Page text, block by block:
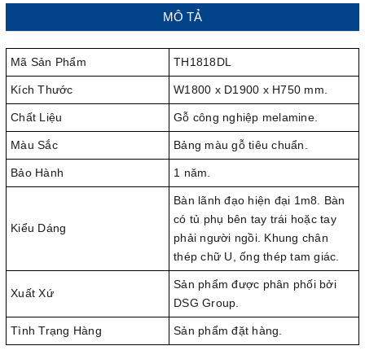
MÔ TẢ
Mã Sản Phẩm TH1818DL
Kích Thước W1800 x D1900 x H750 mm.
Chất Liệu Gỗ công nghiệp melamine.
Màu Sắc Bảng màu gỗ tiêu chuẩn.
Bảo Hành 1 năm.
Kiểu Dáng
Bàn lãnh đạo hiện đại 1m8. Bàn
có tủ phụ bên tay trái hoặc tay
phải người ngồi. Khung chân
thép chữ U, ống thép tam giác.
Xuất Xứ
Sản phẩm được phân phối bởi
DSG Group.
Tình Trạng Hàng Sản phẩm đặt hàng.